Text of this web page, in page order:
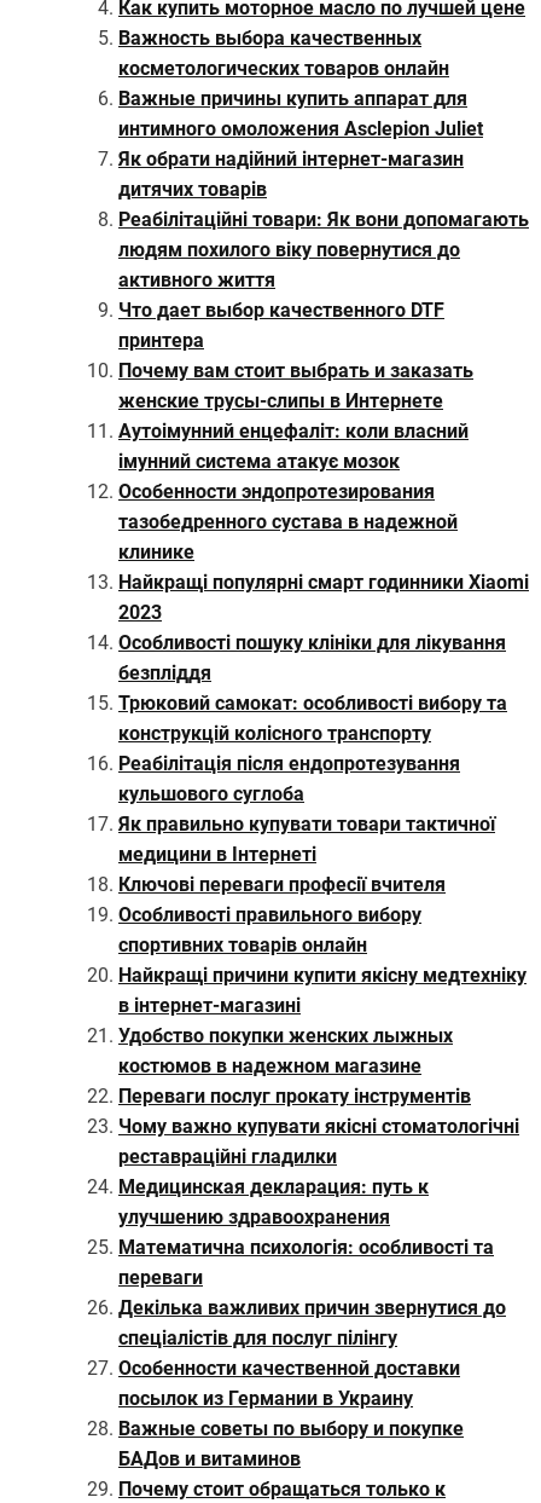
Как купить моторное масло по лучшей цене
Важность выбора качественных
косметологических товаров онлайн
Важные причины купить аппарат для
интимного омоложения Asclepion Juliet
Як обрати надійний інтернет-магазин
дитячих товарів
Реабілітаційні товари: Як вони допомагають
людям похилого віку повернутися до
активного життя
Что дает выбор качественного DTF
принтера
Почему вам стоит выбрать и заказать
женские трусы-слипы в Интернете
Аутоімунний енцефаліт: коли власний
імунний система атакує мозок
Особенности эндопротезирования
тазобедренного сустава в надежной
клинике
Найкращі популярні смарт годинники Xiaomi
2023
Особливості пошуку клініки для лікування
безпліддя
Трюковий самокат: особливості вибору та
конструкцій колісного транспорту
Реабілітація після ендопротезування
кульшового суглоба
Як правильно купувати товари тактичної
медицини в Інтернеті
Ключові переваги професії вчителя
Особливості правильного вибору
спортивних товарів онлайн
Найкращі причини купити якісну медтехніку
в інтернет-магазині
Удобство покупки женских лыжных
костюмов в надежном магазине
Переваги послуг прокату інструментів
Чому важно купувати якісні стоматологічні
реставраційні гладилки
Медицинская декларация: путь к
улучшению здравоохранения
Математична психологія: особливості та
переваги
Декілька важливих причин звернутися до
спеціалістів для послуг пілінгу
Особенности качественной доставки
посылок из Германии в Украину
Важные советы по выбору и покупке
БАДов и витаминов
Почему стоит обращаться только к